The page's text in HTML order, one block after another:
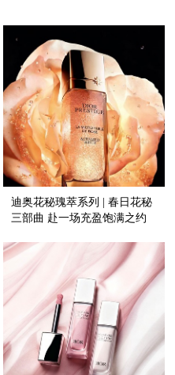
迪奥花秘瑰萃系列 | 春日花秘
三部曲 赴一场充盈饱满之约